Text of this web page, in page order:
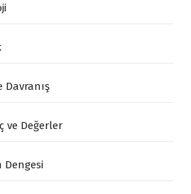
Davranış
ve Değerler
Dengesi